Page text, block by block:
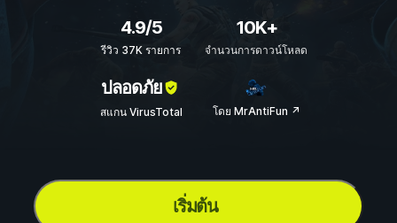
4.9/5
รีวิว 37K รายการ
10K+
จำนวนการดาวน์โหลด
ปลอดภัย
สแกน VirusTotal โดย MrAntiFun ↗
เริ่มต้น